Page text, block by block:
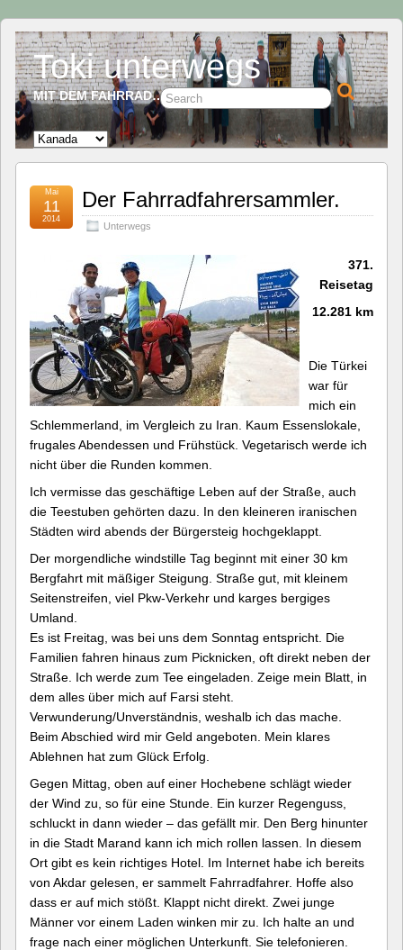
Toki unterwegs
MIT DEM FAHRRAD…
Der Fahrradfahrersammler.
Unterwegs
Mai
11
2014
371.
Reisetag
12.281 km
Die Türkei
war für
mich ein
Schlemmerland, im Vergleich zu Iran. Kaum Essenslokale,
frugales Abendessen und Frühstück. Vegetarisch werde ich
nicht über die Runden kommen.
Ich vermisse das geschäftige Leben auf der Straße, auch
die Teestuben gehörten dazu. In den kleineren iranischen
Städten wird abends der Bürgersteig hochgeklappt.
Der morgendliche windstille Tag beginnt mit einer 30 km
Bergfahrt mit mäßiger Steigung. Straße gut, mit kleinem
Seitenstreifen, viel Pkw-Verkehr und karges bergiges
Umland.
Es ist Freitag, was bei uns dem Sonntag entspricht. Die
Familien fahren hinaus zum Picknicken, oft direkt neben der
Straße. Ich werde zum Tee eingeladen. Zeige mein Blatt, in
dem alles über mich auf Farsi steht.
Verwunderung/Unverständnis, weshalb ich das mache.
Beim Abschied wird mir Geld angeboten. Mein klares
Ablehnen hat zum Glück Erfolg.
Gegen Mittag, oben auf einer Hochebene schlägt wieder
der Wind zu, so für eine Stunde. Ein kurzer Regenguss,
schluckt in dann wieder – das gefällt mir. Den Berg hinunter
in die Stadt Marand kann ich mich rollen lassen. In diesem
Ort gibt es kein richtiges Hotel. Im Internet habe ich bereits
von Akdar gelesen, er sammelt Fahrradfahrer. Hoffe also
dass er auf mich stößt. Klappt nicht direkt. Zwei junge
Männer vor einem Laden winken mir zu. Ich halte an und
frage nach einer möglichen Unterkunft. Sie telefonieren.